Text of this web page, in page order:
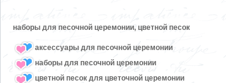
наборы для песочной церемонии, цветной песок
аксессуары для песочной церемонии
наборы для песочной церемонии
цветной песок для цветочной церемонии